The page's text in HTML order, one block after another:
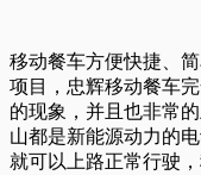
移动餐车方便快捷、
项目，忠辉移动餐车
的现象，并且也非常
山都是新能源动力的
就可以上路正常行驶